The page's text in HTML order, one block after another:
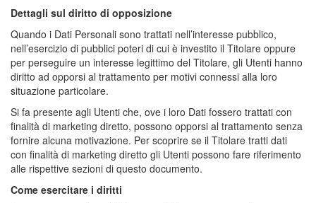
Dettagli sul diritto di opposizione
Quando i Dati Personali sono trattati nell’interesse pubblico,
nell’esercizio di pubblici poteri di cui è investito il Titolare oppure
per perseguire un interesse legittimo del Titolare, gli Utenti hanno
diritto ad opporsi al trattamento per motivi connessi alla loro
situazione particolare.
Si fa presente agli Utenti che, ove i loro Dati fossero trattati con
finalità di marketing diretto, possono opporsi al trattamento senza
fornire alcuna motivazione. Per scoprire se il Titolare tratti dati
con finalità di marketing diretto gli Utenti possono fare riferimento
alle rispettive sezioni di questo documento.
Come esercitare i diritti